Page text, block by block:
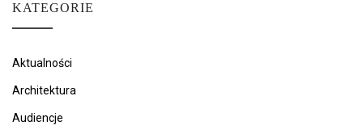
KATEGORIE
Aktualności
Architektura
Audiencje